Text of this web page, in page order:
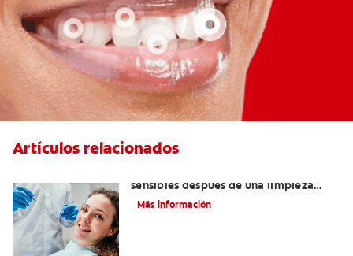
Artículos relacionados
sensibles después de una limpieza
dental?
Más información